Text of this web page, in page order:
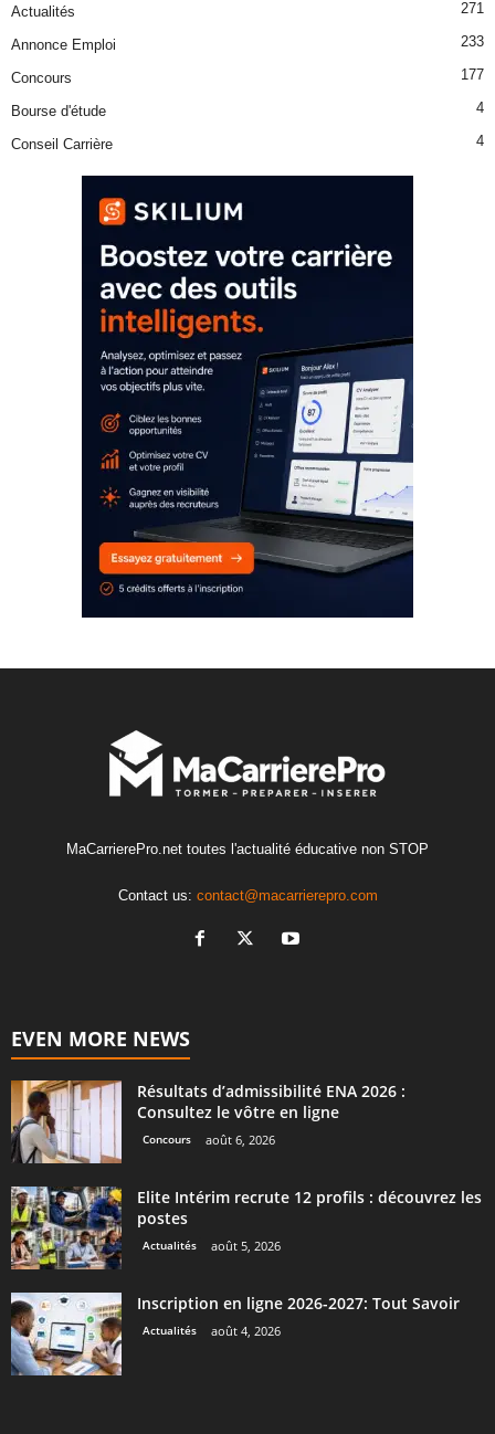
Actualités 271
Annonce Emploi 233
Concours 177
Bourse d'étude 4
Conseil Carrière 4
MaCarrierePro.net toutes l'actualité éducative non STOP
Contact us: contact@macarrierepro.com
EVEN MORE NEWS
Résultats d’admissibilité ENA 2026 :
Consultez le vôtre en ligne
Concours août 6, 2026
Elite Intérim recrute 12 profils : découvrez les
postes
Actualités août 5, 2026
Inscription en ligne 2026-2027: Tout Savoir
Actualités août 4, 2026